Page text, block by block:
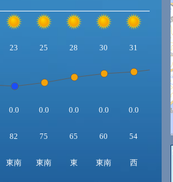
23 25 28 30 31
0.0 0.0 0.0 0.0 0.0
82 75 65 60 54
東南 東南 東 東南 西